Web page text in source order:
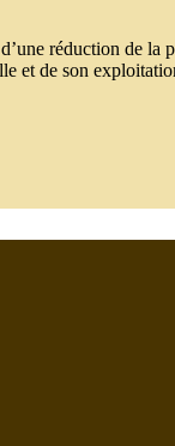
réduction de la
et de son